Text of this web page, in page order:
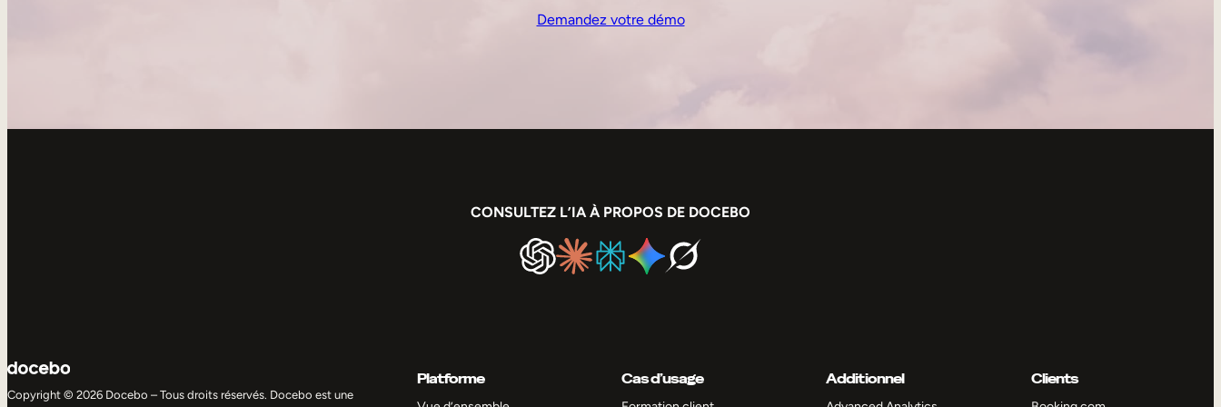
Demandez votre démo
CONSULTEZ L’IA À PROPOS DE DOCEBO
Copyright © 2026 Docebo – Tous droits réservés. Docebo est une
Platforme Cas d’usage Additionnel Clients